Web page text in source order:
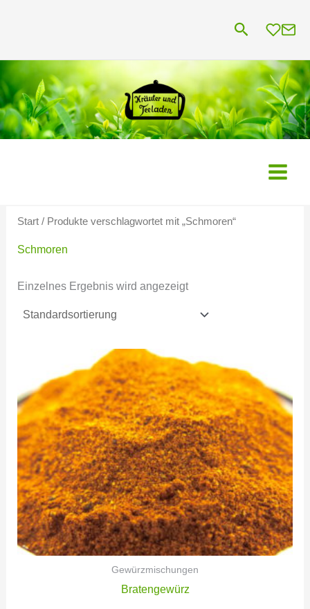
Suchen
Start/ Produkte verschlagwortet mit „Schmoren“
Schmoren
Einzelnes Ergebnis wird angezeigt
Gewürzmischungen
Bratengewürz